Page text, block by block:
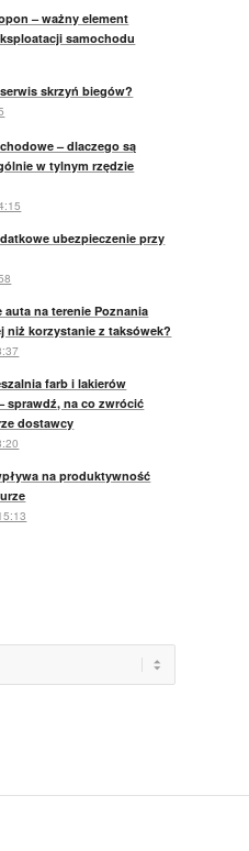
– ważny element
samochodu
skrzyń biegów?
– dlaczego są
w tylnym rzędzie
ubezpieczenie przy
na terenie Poznania
niż korzystanie z taksówek?
farb i lakierów
sprawdź, na co zwrócić
dostawcy
na produktywność